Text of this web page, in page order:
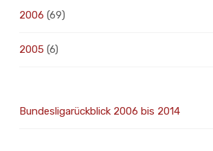
2006 (69)
2005 (6)
Bundesligarückblick 2006 bis 2014